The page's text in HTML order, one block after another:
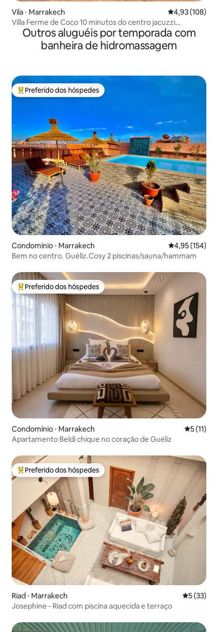
Vila ⋅ Marrakech 4,93 de uma
4,93 (108)
Villa Ferme de Coco 10 minutos do centro jacuzzi
aquecido
Outros aluguéis por temporada com
banheira de hidromassagem
Entre os melhores preferidos dos hóspedes
Preferido dos hóspedes
Condomínio ⋅ Marrakech 4,95 de uma
4,95 (154)
Bem no centro. Guéliz.Cosy 2 piscinas/sauna/hammam
Entre os melhores preferidos dos hóspedes
Preferido dos hóspedes
Condomínio ⋅ Marrakech 5 de uma
5 (11)
Apartamento Beldi chique no coração de Guéliz
Entre os melhores preferidos dos hóspedes
Preferido dos hóspedes
Riad ⋅ Marrakech 5 de uma
5 (33)
Josephine - Riad com piscina aquecida e terraço